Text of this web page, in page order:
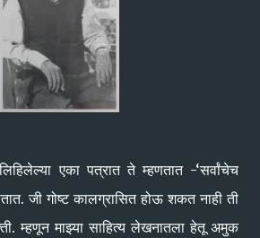
एका पत्रात ते म्हणतात -‘सर्वांचेच
जी गोष्ट कालग्रासित होऊ शकत नाही ती
म्हणून माझ्या साहित्य लेखनातला हेतू अमुक